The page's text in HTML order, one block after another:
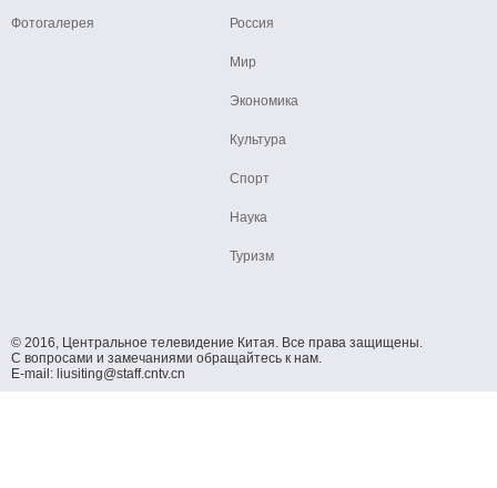
Фотогалерея Россия
Мир
Экономика
Культура
Спорт
Наука
Туризм
© 2016, Центральное телевидение Китая. Все права защищены.
С вопросами и замечаниями обращайтесь к нам.
E-mail: liusiting@staff.cntv.cn